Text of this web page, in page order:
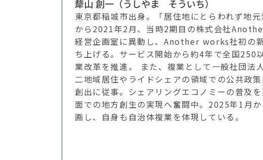
犛山 創一（うしやま そういち）
東京都稲城市出身。「居住地にとらわれず地
から2021年2月、当時2期目の株式会社
経営企画室に異動し、Another works社初の
ち上げる。サービス開始から約4年で全国250
業改革を推進。 また、複業として一般社団法
二地域居住やライドシェアの領域での公共政
創出に従事。シェアリングエコノミーの普及
面での地方創生の実現へ奮闘中。2025年1月
画し、自身も自治体複業を体現している。